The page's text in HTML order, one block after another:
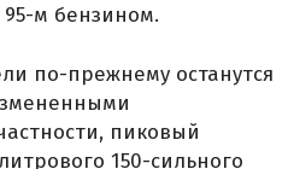
м бензином.
по-прежнему останутся
пиковый
150-сильного